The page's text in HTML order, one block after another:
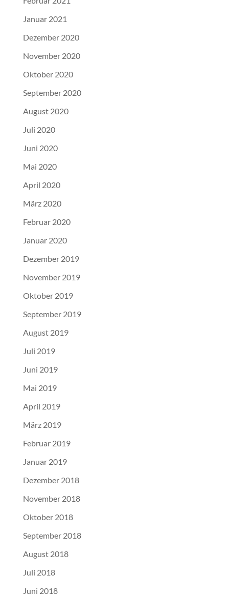
Januar 2021
Dezember 2020
November 2020
Oktober 2020
September 2020
August 2020
Juli 2020
Juni 2020
Mai 2020
April 2020
März 2020
Februar 2020
Januar 2020
Dezember 2019
November 2019
Oktober 2019
September 2019
August 2019
Juli 2019
Juni 2019
Mai 2019
April 2019
März 2019
Februar 2019
Januar 2019
Dezember 2018
November 2018
Oktober 2018
September 2018
August 2018
Juli 2018
Juni 2018